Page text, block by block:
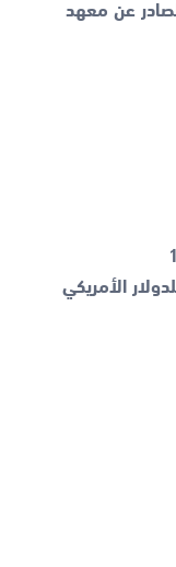
عن معهد
الأمريكي